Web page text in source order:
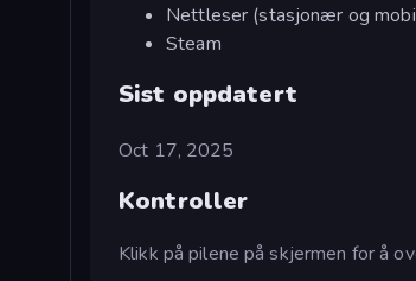
Nettleser (stasjonær og
Steam
Sist oppdatert
Oct 17, 2025
Kontroller
Klikk på pilene på skjermen for å